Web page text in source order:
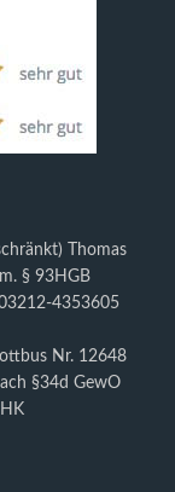
Thomas
§ 93HGB
4353605
Nr. 12648
§34d GewO